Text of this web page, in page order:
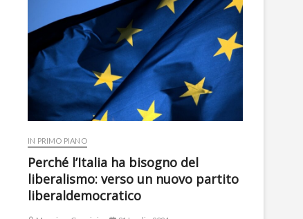
IN PRIMO PIANO
Perché l’Italia ha bisogno del
liberalismo: verso un nuovo partito
liberaldemocratico